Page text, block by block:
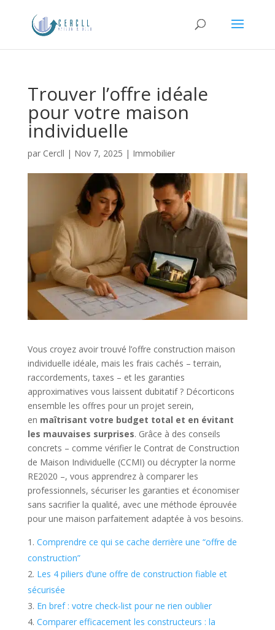
Trouver l’offre idéale
pour votre maison
individuelle
par Cercll | Nov 7, 2025 | Immobilier
Vous croyez avoir trouvé l’offre construction maison
individuelle idéale, mais les frais cachés – terrain,
raccordements, taxes – et les garanties
approximatives vous laissent dubitatif ? Décorticons
ensemble les offres pour un projet serein,
en maîtrisant votre budget total et en évitant
les mauvaises surprises. Grâce à des conseils
concrets – comme vérifier le Contrat de Construction
de Maison Individuelle (CCMI) ou décrypter la norme
RE2020 –, vous apprendrez à comparer les
professionnels, sécuriser les garanties et économiser
sans sacrifier la qualité, avec une méthode éprouvée
pour une maison parfaitement adaptée à vos besoins.
Comprendre ce qui se cache derrière une “offre de
construction”
Les 4 piliers d’une offre de construction fiable et
sécurisée
En bref : votre check-list pour ne rien oublier
Comparer efficacement les constructeurs : la